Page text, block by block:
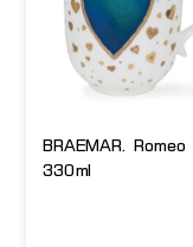
BRAEMAR. Romeo
330ml